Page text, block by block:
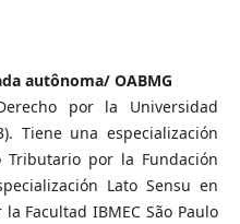
autônoma/ OABMG
por la Universidad
Tiene una especialización
Tributario por la Fundación
Lato Sensu en
Facultad IBMEC São Paulo